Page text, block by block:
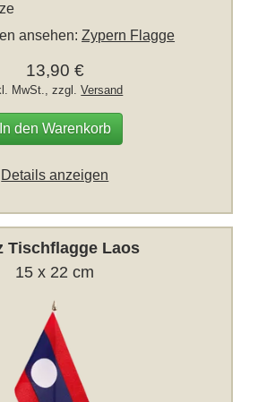
ansehen:Zypern Flagge
13,90 €
MwSt., zzgl.Versand
In den Warenkorb
Details anzeigen
Tischflagge Laos
15 x 22 cm